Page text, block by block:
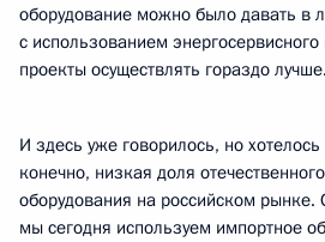
оборудование можно было давать в
с использованием энергосервисного
проекты осуществлять гораздо лучше.
И здесь уже говорилось, но
конечно, низкая доля
оборудования на российском
мы сегодня используем импортное